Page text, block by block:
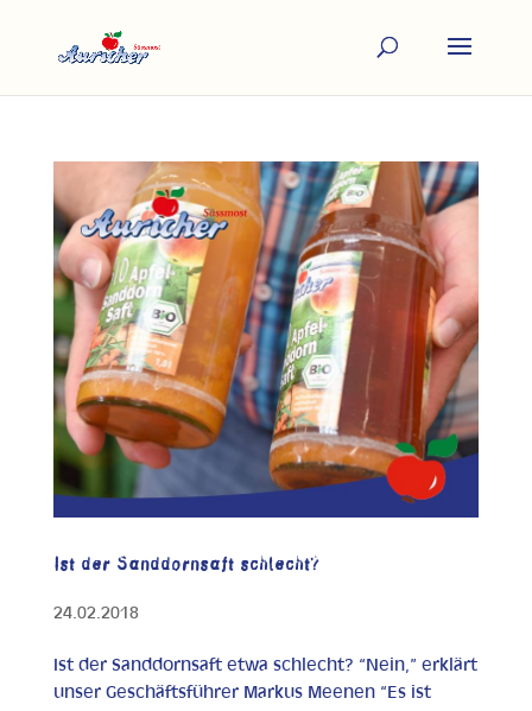
Ist der Sanddornsaft schlecht?
24.02.2018
Ist der Sanddornsaft etwa schlecht? “Nein,” erklärt
unser Geschäftsführer Markus Meenen “Es ist